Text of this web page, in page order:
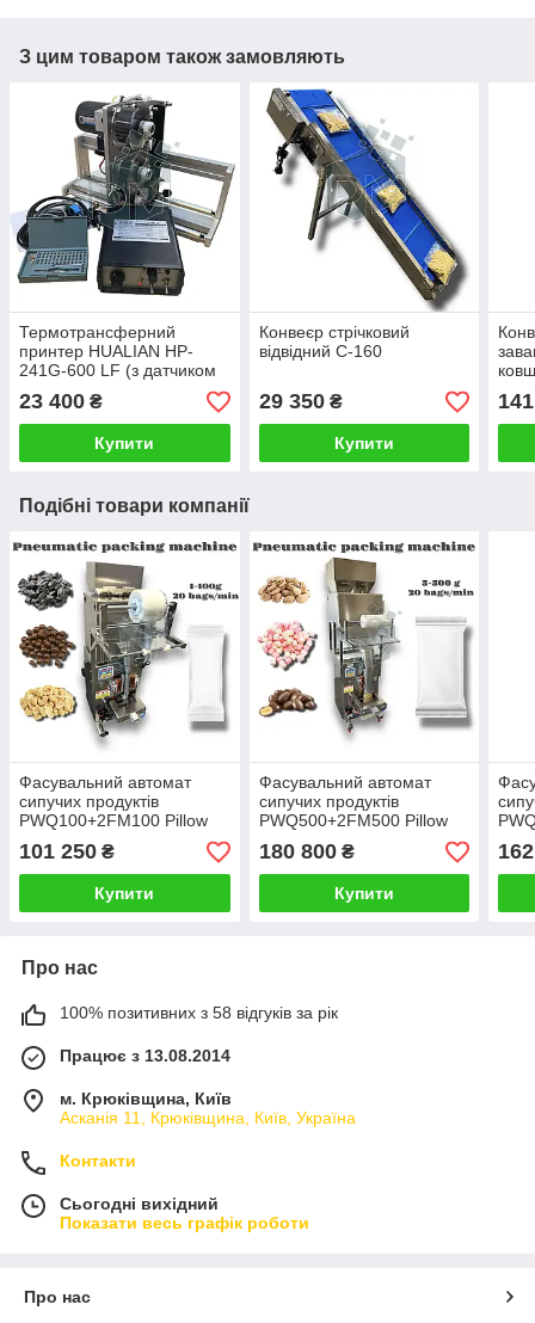
З цим товаром також замовляють
Термотрансферний
принтер HUALIAN HP-
241G-600 LF (з датчиком
термострічки)
23 400 ₴
Купити
Конвеєр стрічковий
відвідний С-160
29 350₴
Купити
Подібні товари компанії
Фасувальний автомат
сипучих продуктів
PWQ100+2FM100 Pillow
101 250 ₴
Купити
Фасувальний автомат
сипучих продуктів
PWQ500+2FM500 Pillow
180 800₴
Купити
Про нас
100% позитивних з 58 відгуків за рік
Працює з 13.08.2014
м. Крюківщина, Київ
Асканія 11, Крюківщина, Київ, Україна
Контакти
Сьогодні вихідний
Показати весь графік роботи
Про нас